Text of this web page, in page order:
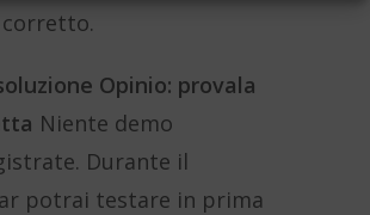
corretto.
Opinio: provala
Niente demo
Durante il
potrai testare in prima